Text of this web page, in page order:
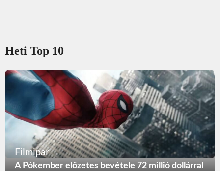
Heti Top 10
Filmipar
A Pókember előzetes bevétele 72 millió dollárral